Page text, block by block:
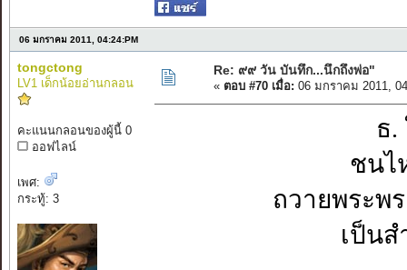
06 มกราคม 2011, 04:24:PM
tongctong
LV1 เด็กน้อยอ่านกลอน
คะแนนกลอนของผู้นี้ 0
ออฟไลน์
เพศ:
กระทู้: 3
Re: ๙๙ วัน บันทึก...นึกถึงพ่อ"
« ตอบ #70 เมื่อ: 06 มกราคม 2011,
ธ.
ชนไ
ถวายพระพ
เป็น